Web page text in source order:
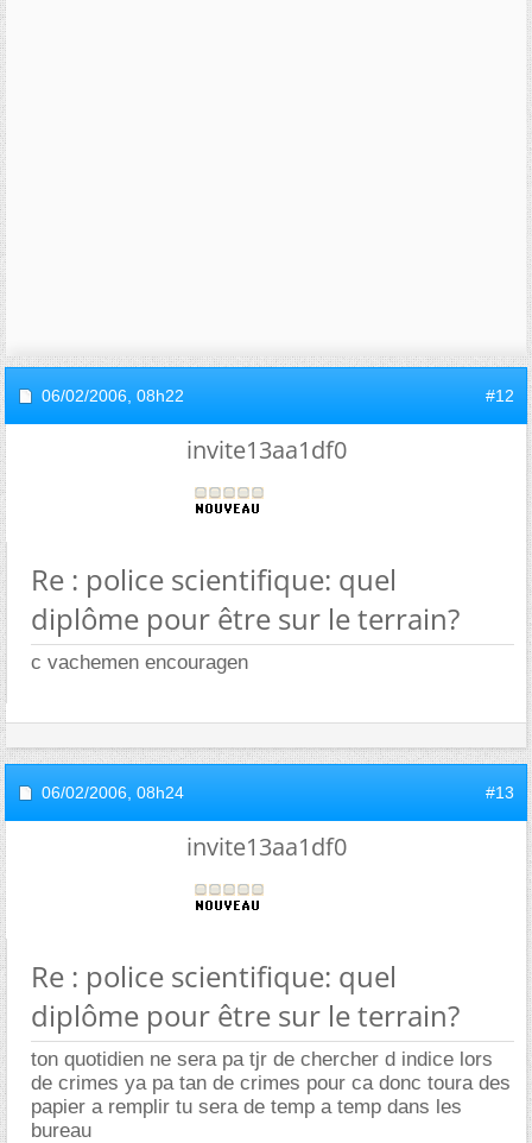
06/02/2006, 08h22 #12
invite13aa1df0
Re : police scientifique: quel
diplôme pour être sur le terrain?
c vachemen encouragen
06/02/2006, 08h24 #13
invite13aa1df0
Re : police scientifique: quel
diplôme pour être sur le terrain?
ton quotidien ne sera pa tjr de chercher d indice lors
de crimes ya pa tan de crimes pour ca donc toura des
papier a remplir tu sera de temp a temp dans les
bureau